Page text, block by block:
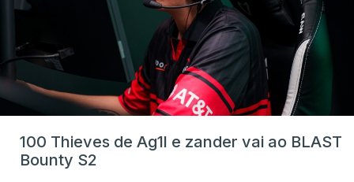
100 Thieves de Ag1l e zander vai ao BLAST
Bounty S2